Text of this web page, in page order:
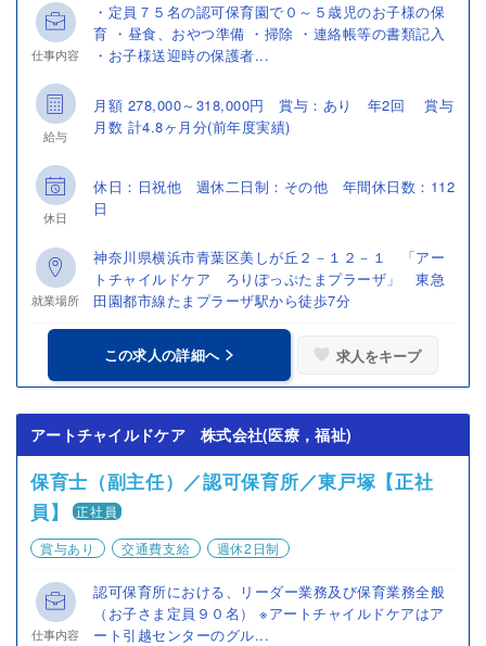
仕事内容
・定員７５名の認可保育園で０～５歳児のお子様の保
育 ・昼食、おやつ準備 ・掃除 ・連絡帳等の書類記入
・お子様送迎時の保護者...
給与
月額 278,000～318,000円 賞与：あり 年2回 賞与
月数 計4.8ヶ月分(前年度実績)
休日
休日：日祝他 週休二日制：その他 年間休日数：112
日
就業場所
神奈川県横浜市青葉区美しが丘２－１２－１ 「アー
トチャイルドケア ろりぽっぷたまプラーザ」 東急
田園都市線たまプラーザ駅から徒歩7分
この求人の詳細へ 求人をキープ
アートチャイルドケア 株式会社(医療，福祉)
保育士（副主任）／認可保育所／東戸塚【正社
員】
正社員
賞与あり
交通費支給 週休2日制
仕事内容
認可保育所における、リーダー業務及び保育業務全般
（お子さま定員９０名） ※アートチャイルドケアはア
ート引越センターのグル...